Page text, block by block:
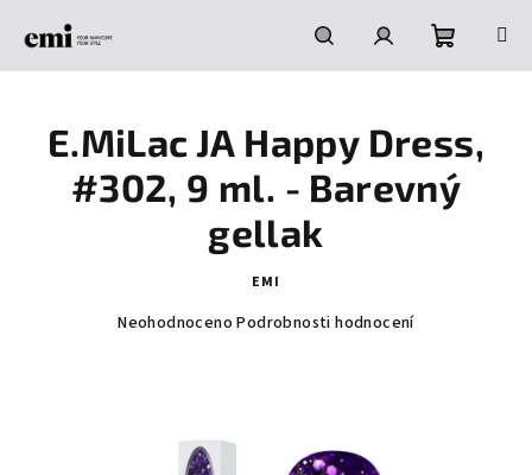
HledatPřihlášeníNákupní
košík
E.MiLac JA Happy Dress,
#302, 9 ml. - Barevný
gellak
EMI
Průměrné
Neohodnoceno Podrobnosti hodnocení